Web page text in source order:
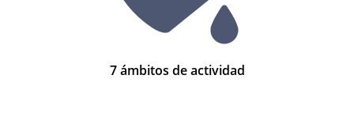
7 ámbitos de actividad